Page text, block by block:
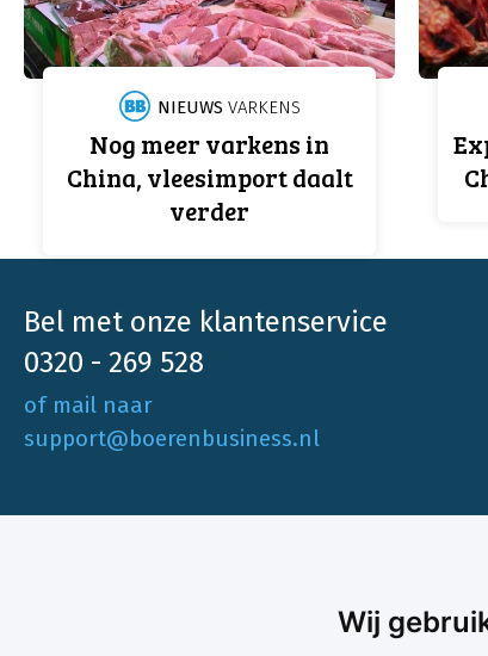
Wij
NIEUWS VARKENS
Nog meer varkens in
China, vleesimport daalt
verder
Bel met onze klantenservice
0320 - 269 528
of mail naar
support@boerenbusiness.nl